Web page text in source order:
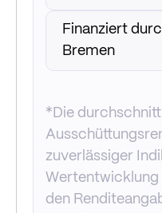
Finanziert
Bremen
*Die
zuverlässiger
Wertentwicklung
den